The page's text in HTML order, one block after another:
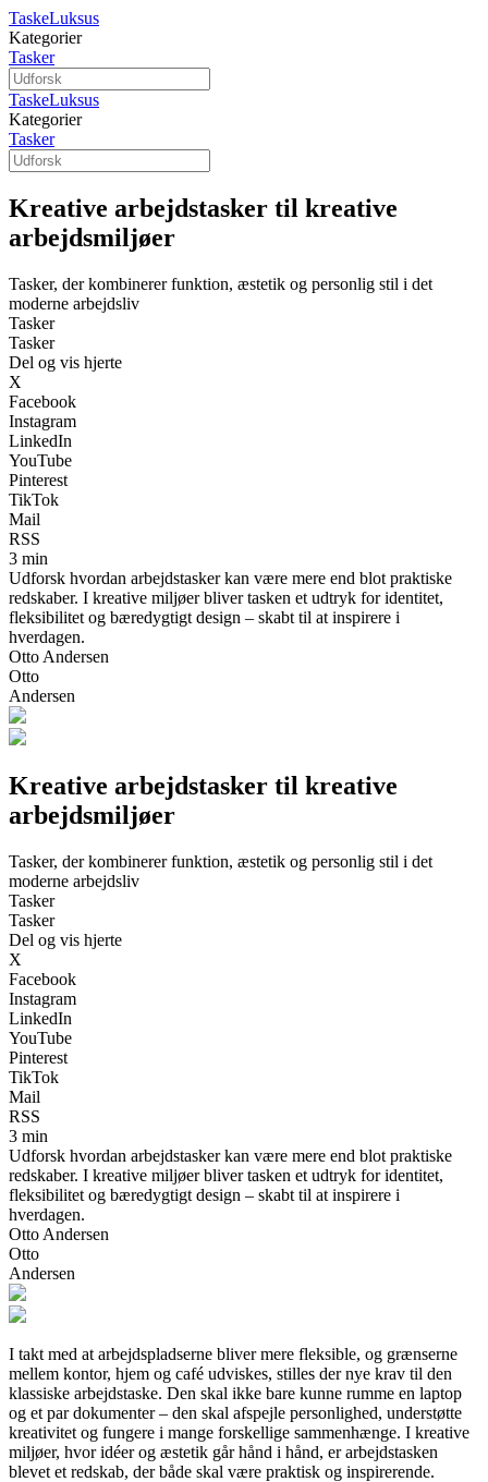
TaskeLuksus
Kategorier
Tasker
TaskeLuksus
Kategorier
Tasker
Kreative arbejdstasker til kreative
arbejds­miljøer
Tasker, der kombinerer funktion, æstetik og personlig stil i det
moderne arbejdsliv
Tasker
Tasker
Del og vis hjerte
X
Facebook
Instagram
LinkedIn
YouTube
Pinterest
TikTok
Mail
RSS
3 min
Udforsk hvordan arbejdstasker kan være mere end blot praktiske
redskaber. I kreative miljøer bliver tasken et udtryk for identitet,
fleksibilitet og bæredygtigt design – skabt til at inspirere i
hverdagen.
Otto Andersen
Otto
Andersen
Kreative arbejdstasker til kreative
arbejds­miljøer
Tasker, der kombinerer funktion, æstetik og personlig stil i det
moderne arbejdsliv
Tasker
Tasker
Del og vis hjerte
X
Facebook
Instagram
LinkedIn
YouTube
Pinterest
TikTok
Mail
RSS
3 min
Udforsk hvordan arbejdstasker kan være mere end blot praktiske
redskaber. I kreative miljøer bliver tasken et udtryk for identitet,
fleksibilitet og bæredygtigt design – skabt til at inspirere i
hverdagen.
Otto Andersen
Otto
Andersen
I takt med at arbejdspladserne bliver mere fleksible, og grænserne
mellem kontor, hjem og café udviskes, stilles der nye krav til den
klassiske arbejdstaske. Den skal ikke bare kunne rumme en laptop
og et par dokumenter – den skal afspejle personlighed, understøtte
kreativitet og fungere i mange forskellige sammenhænge. I kreative
miljøer, hvor idéer og æstetik går hånd i hånd, er arbejdstasken
blevet et redskab, der både skal være praktisk og inspirerende.